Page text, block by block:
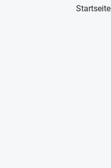
Startseite